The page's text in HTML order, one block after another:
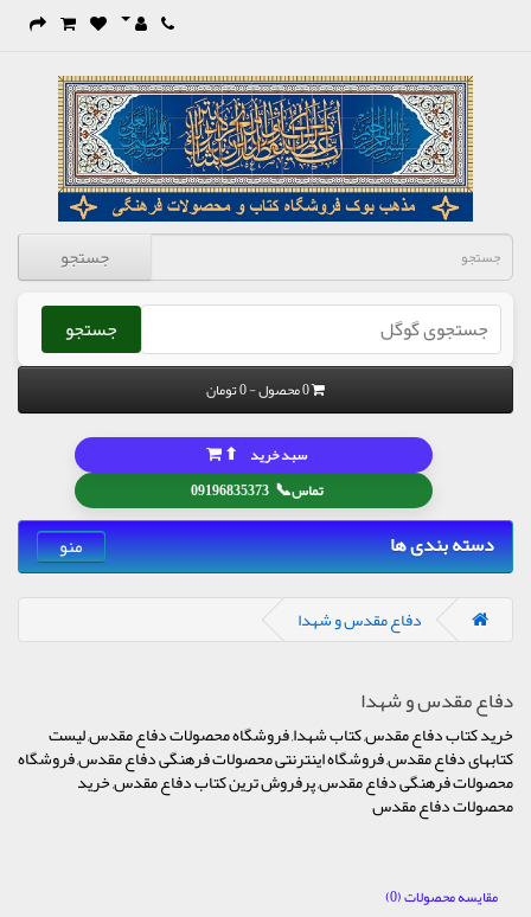
جستجو
جستجو
0 محصول - 0 تومان
تماس📞
09196835373
سبد خرید ⬆
دسته بندی ها منو
دفاع مقدس و شهدا
دفاع مقدس و شهدا
خرید کتاب دفاع مقدس, کتاب شهدا, فروشگاه محصولات دفاع مقدس, لیست
کتابهای دفاع مقدس, فروشگاه اینترنتی محصولات فرهنگی دفاع مقدس, فروشگاه
محصولات فرهنگی دفاع مقدس, پرفروش ترین کتاب دفاع مقدس, خرید
محصولات دفاع مقدس
مقایسه محصولات (0)